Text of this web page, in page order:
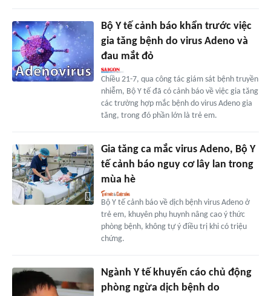
Bộ Y tế cảnh báo khẩn trước việc
gia tăng bệnh do virus Adeno và
đau mắt đỏ
Chiều 21-7, qua công tác giám sát bệnh truyền
nhiễm, Bộ Y tế đã có cảnh báo về việc gia tăng
các trường hợp mắc bệnh do virus Adeno gia
tăng, trong đó phần lớn là trẻ em.
Gia tăng ca mắc virus Adeno, Bộ Y
tế cảnh báo nguy cơ lây lan trong
mùa hè
Bộ Y tế cảnh báo về dịch bệnh virus Adeno ở
trẻ em, khuyên phụ huynh nâng cao ý thức
phòng bệnh, không tự ý điều trị khi có triệu
chứng.
Ngành Y tế khuyến cáo chủ động
phòng ngừa dịch bệnh do